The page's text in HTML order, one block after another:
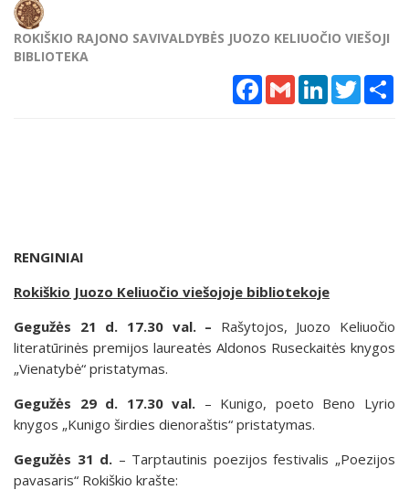
ROKIŠKIO RAJONO SAVIVALDYBĖS JUOZO KELIUOČIO VIEŠOJI
BIBLIOTEKA
Facebook
Gmail LinkedInTwitter
RENGINIAI
Rokiškio Juozo Keliuočio viešojoje bibliotekoje
Gegužės 21 d. 17.30 val. – Rašytojos, Juozo Keliuočio
literatūrinės premijos laureatės Aldonos Ruseckaitės knygos
„Vienatybė“ pristatymas.
Gegužės 29 d. 17.30 val. – Kunigo, poeto Beno Lyrio
knygos „Kunigo širdies dienoraštis“ pristatymas.
Gegužės 31 d. – Tarptautinis poezijos festivalis „Poezijos
pavasaris“ Rokiškio krašte: